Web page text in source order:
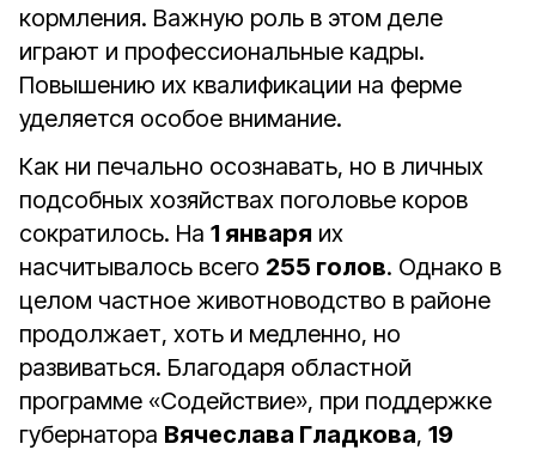
кормления. Важную роль в этом деле
играют и профессиональные кадры.
Повышению их квалификации на ферме
уделяется особое внимание.
Как ни печально осознавать, но в личных
подсобных хозяйствах поголовье коров
сократилось. На 1 января их
насчитывалось всего 255 голов. Однако в
целом частное животноводство в районе
продолжает, хоть и медленно, но
развиваться. Благодаря областной
программе «Содействие», при поддержке
губернатора Вячеслава Гладкова, 19